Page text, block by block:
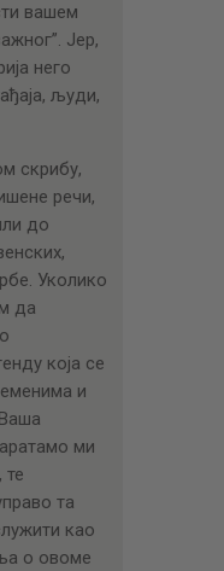
вашем
Јер,
него
људи,
скрибу,
речи,
до
Уколико
да
која се
и
ми
те
та
као
о овоме